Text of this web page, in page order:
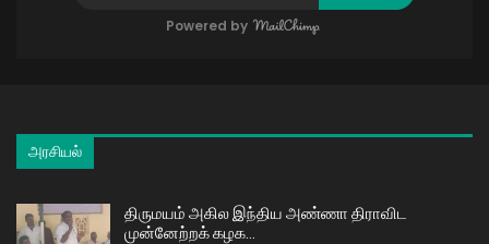
Powered by
அரசியல்
திருமயம் அகில இந்திய அண்ணா திராவிட
முன்னேற்றக் கழக…